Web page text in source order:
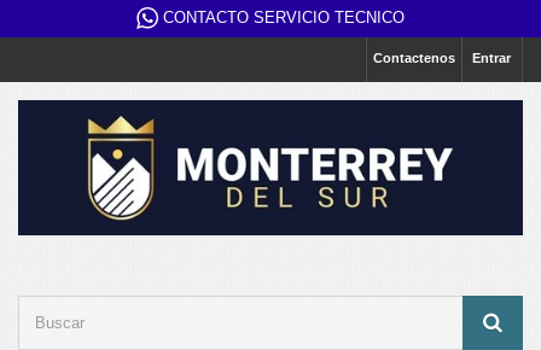
CONTACTO SERVICIO TECNICO
Entrar
Contactenos